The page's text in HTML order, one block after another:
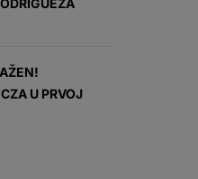
U PRVOJ